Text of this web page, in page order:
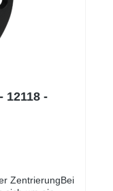
12118 -
ZentrierungBei